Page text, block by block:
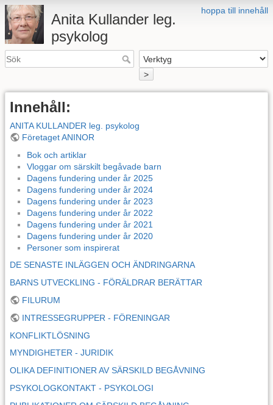
hoppa till innehåll
Anita Kullander leg.
psykolog
>
Innehåll:
ANITA KULLANDER leg. psykolog
Företaget ANINOR
Bok och artiklar
Vloggar om särskilt begåvade barn
Dagens fundering under år 2025
Dagens fundering under år 2024
Dagens fundering under år 2023
Dagens fundering under år 2022
Dagens fundering under år 2021
Dagens fundering under år 2020
Personer som inspirerat
DE SENASTE INLÄGGEN OCH ÄNDRINGARNA
BARNS UTVECKLING - FÖRÄLDRAR BERÄTTAR
FILURUM
INTRESSEGRUPPER - FÖRENINGAR
KONFLIKTLÖSNING
MYNDIGHETER - JURIDIK
OLIKA DEFINITIONER AV SÄRSKILD BEGÅVNING
PSYKOLOGKONTAKT - PSYKOLOGI